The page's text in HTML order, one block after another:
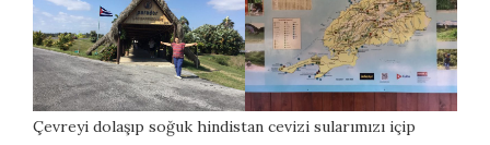
Çevreyi dolaşıp soğuk hindistan cevizi sularımızı içip